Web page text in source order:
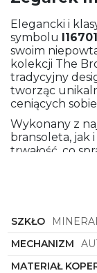
Elegancki i
symbolu
I16701
swoim
kolekcji The
tradycyjny
tworząc
ceniących
Wykonany z
bransoleta, jak
trwałość, co
pięknym
Klasyczny
podkreślając
Stalowy kolor
dodaje
doskonale
SZKŁO
MECHANIZM
MATERIAŁ